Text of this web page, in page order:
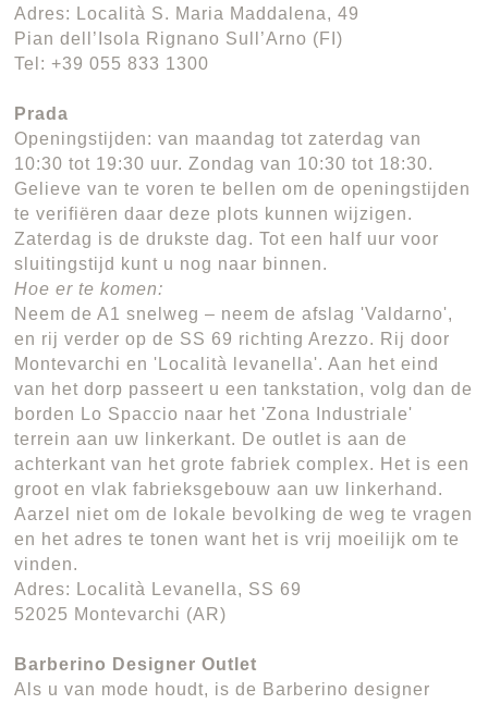
Adres: Località S. Maria Maddalena, 49
Pian dell’Isola Rignano Sull’Arno (FI)
Tel: +39 055 833 1300
Prada
Openingstijden: van maandag tot zaterdag van
10:30 tot 19:30 uur. Zondag van 10:30 tot 18:30.
Gelieve van te voren te bellen om de openingstijden
te verifiëren daar deze plots kunnen wijzigen.
Zaterdag is de drukste dag. Tot een half uur voor
sluitingstijd kunt u nog naar binnen.
Hoe er te komen:
Neem de A1 snelweg – neem de afslag 'Valdarno',
en rij verder op de SS 69 richting Arezzo. Rij door
Montevarchi en 'Località levanella'. Aan het eind
van het dorp passeert u een tankstation, volg dan de
borden Lo Spaccio naar het 'Zona Industriale'
terrein aan uw linkerkant. De outlet is aan de
achterkant van het grote fabriek complex. Het is een
groot en vlak fabrieksgebouw aan uw linkerhand.
Aarzel niet om de lokale bevolking de weg te vragen
en het adres te tonen want het is vrij moeilijk om te
vinden.
Adres: Località Levanella, SS 69
52025 Montevarchi (AR)
Barberino Designer Outlet
Als u van mode houdt, is de Barberino designer